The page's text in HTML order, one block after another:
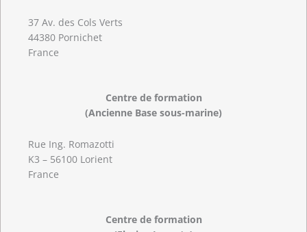
37 Av. des Cols Verts
44380 Pornichet
France
Centre de formation
(Ancienne Base sous-marine)
Rue Ing. Romazotti
K3 – 56100 Lorient
France
Centre de formation